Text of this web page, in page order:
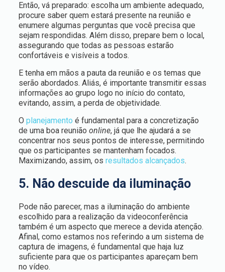
Então, vá preparado: escolha um ambiente adequado,
procure saber quem estará presente na reunião e
enumere algumas perguntas que você precisa que
sejam respondidas. Além disso, prepare bem o local,
assegurando que todas as pessoas estarão
confortáveis e visíveis a todos.
E tenha em mãos a pauta da reunião e os temas que
serão abordados. Aliás, é importante transmitir essas
informações ao grupo logo no início do contato,
evitando, assim, a perda de objetividade.
O planejamento é fundamental para a concretização
de uma boa reunião online, já que lhe ajudará a se
concentrar nos seus pontos de interesse, permitindo
que os participantes se mantenham focados.
Maximizando, assim, os resultados alcançados.
5. Não descuide da iluminação
Pode não parecer, mas a iluminação do ambiente
escolhido para a realização da videoconferência
também é um aspecto que merece a devida atenção.
Afinal, como estamos nos referindo a um sistema de
captura de imagens, é fundamental que haja luz
suficiente para que os participantes apareçam bem
no vídeo.